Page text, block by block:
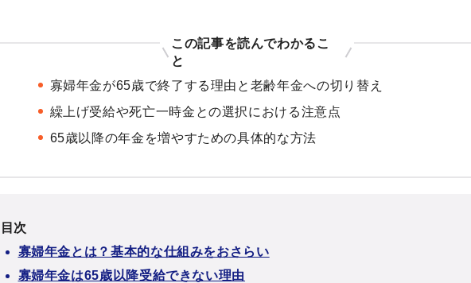
この記事を読んでわかるこ
と
寡婦年金が65歳で終了する理由と老齢年金への切り替え
繰上げ受給や死亡一時金との選択における注意点
65歳以降の年金を増やすための具体的な方法
目次
寡婦年金とは？基本的な仕組みをおさらい
寡婦年金は65歳以降受給できない理由